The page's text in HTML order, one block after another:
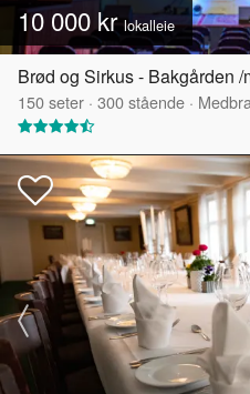
10 000 kr lokalleie
Brød og Sirkus - Bakgården /
150seter · 300stående ·